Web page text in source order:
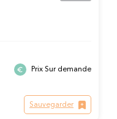
Prix Sur demande
Sauvegarder